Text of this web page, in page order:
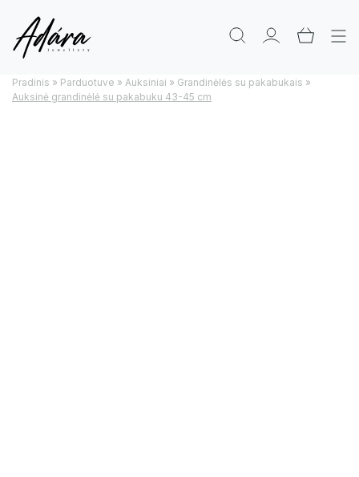
Pradinis » Parduotuve » Auksiniai » Grandinėlės su pakabukais »
Auksinė grandinėlė su pakabuku 43-45 cm